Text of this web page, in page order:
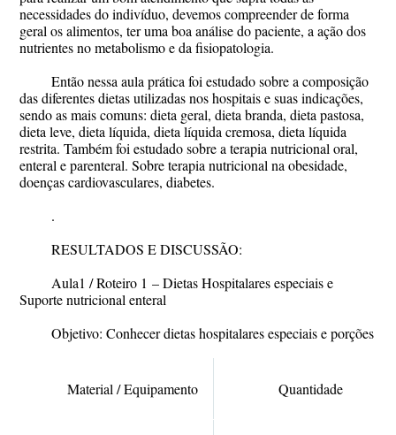
necessidades do indivíduo, devemos compreender de forma
geral os alimentos, ter uma boa análise do paciente, a ação dos
nutrientes no metabolismo e da fisiopatologia.
Então nessa aula prática foi estudado sobre a composição
das diferentes dietas utilizadas nos hospitais e suas indicações,
sendo as mais comuns: dieta geral, dieta branda, dieta pastosa,
dieta leve, dieta líquida, dieta líquida cremosa, dieta líquida
restrita. Também foi estudado sobre a terapia nutricional oral,
enteral e parenteral. Sobre terapia nutricional na obesidade,
doenças cardiovasculares, diabetes.
.
RESULTADOS E DISCUSSÃO:
Aula1 / Roteiro 1 – Dietas Hospitalares especiais e
Suporte nutricional enteral
Objetivo: Conhecer dietas hospitalares especiais e porções
Material / Equipamento Quantidade